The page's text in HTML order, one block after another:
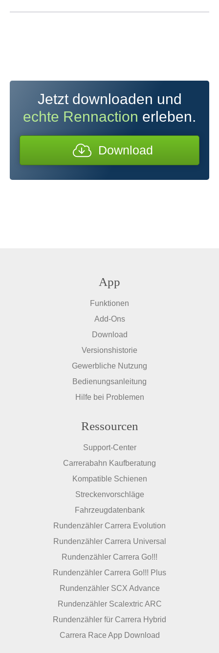
Jetzt downloaden und
echte Rennaction erleben.
Download
App
Funktionen
Add-Ons
Download
Versionshistorie
Gewerbliche Nutzung
Bedienungsanleitung
Hilfe bei Problemen
Ressourcen
Support-Center
Carrerabahn Kaufberatung
Kompatible Schienen
Streckenvorschläge
Fahrzeugdatenbank
Rundenzähler Carrera Evolution
Rundenzähler Carrera Universal
Rundenzähler Carrera Go!!!
Rundenzähler Carrera Go!!! Plus
Rundenzähler SCX Advance
Rundenzähler Scalextric ARC
Rundenzähler für Carrera Hybrid
Carrera Race App Download